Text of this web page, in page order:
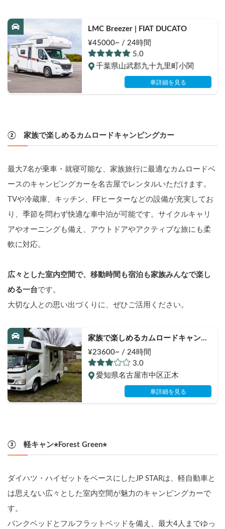
LMC Breezer | FIAT DUCATO
¥45000~ / 24時間
5.0
千葉県山武郡九十九里町小関
車詳細を見る
②　家族で楽しめるカムロードキャンピングカー
最大7名が乗車・就寝可能な、家族旅行に最適なカムロードベ
ースのキャンピングカーを名古屋でレンタルいただけます。
TVや冷蔵庫、キッチン、FFヒーターなどの設備が充実してお
り、季節を問わず快適な車中泊が可能です。サイクルキャリ
アやオーニングも備え、アウトドアやアクティブな旅にも柔
軟に対応。
広々とした室内空間で、移動時間も宿泊も家族みんなで楽し
める一台です。
大切な人との思い出づくりに、ぜひご活用ください。
家族で楽しめるカムロードキャンピ
ングカー
¥23600~ / 24時間
3.0
愛知県名古屋市中区正木
車詳細を見る
③　軽キャン⭐︎Forest Green⭐︎
ダイハツ・ハイゼットをベースにしたJP STARは、軽自動車と
は思えない広々とした室内空間が魅力のキャンピングカーで
す。
バンクベッドとフルフラットベッドを備え、最大4人までゆっ